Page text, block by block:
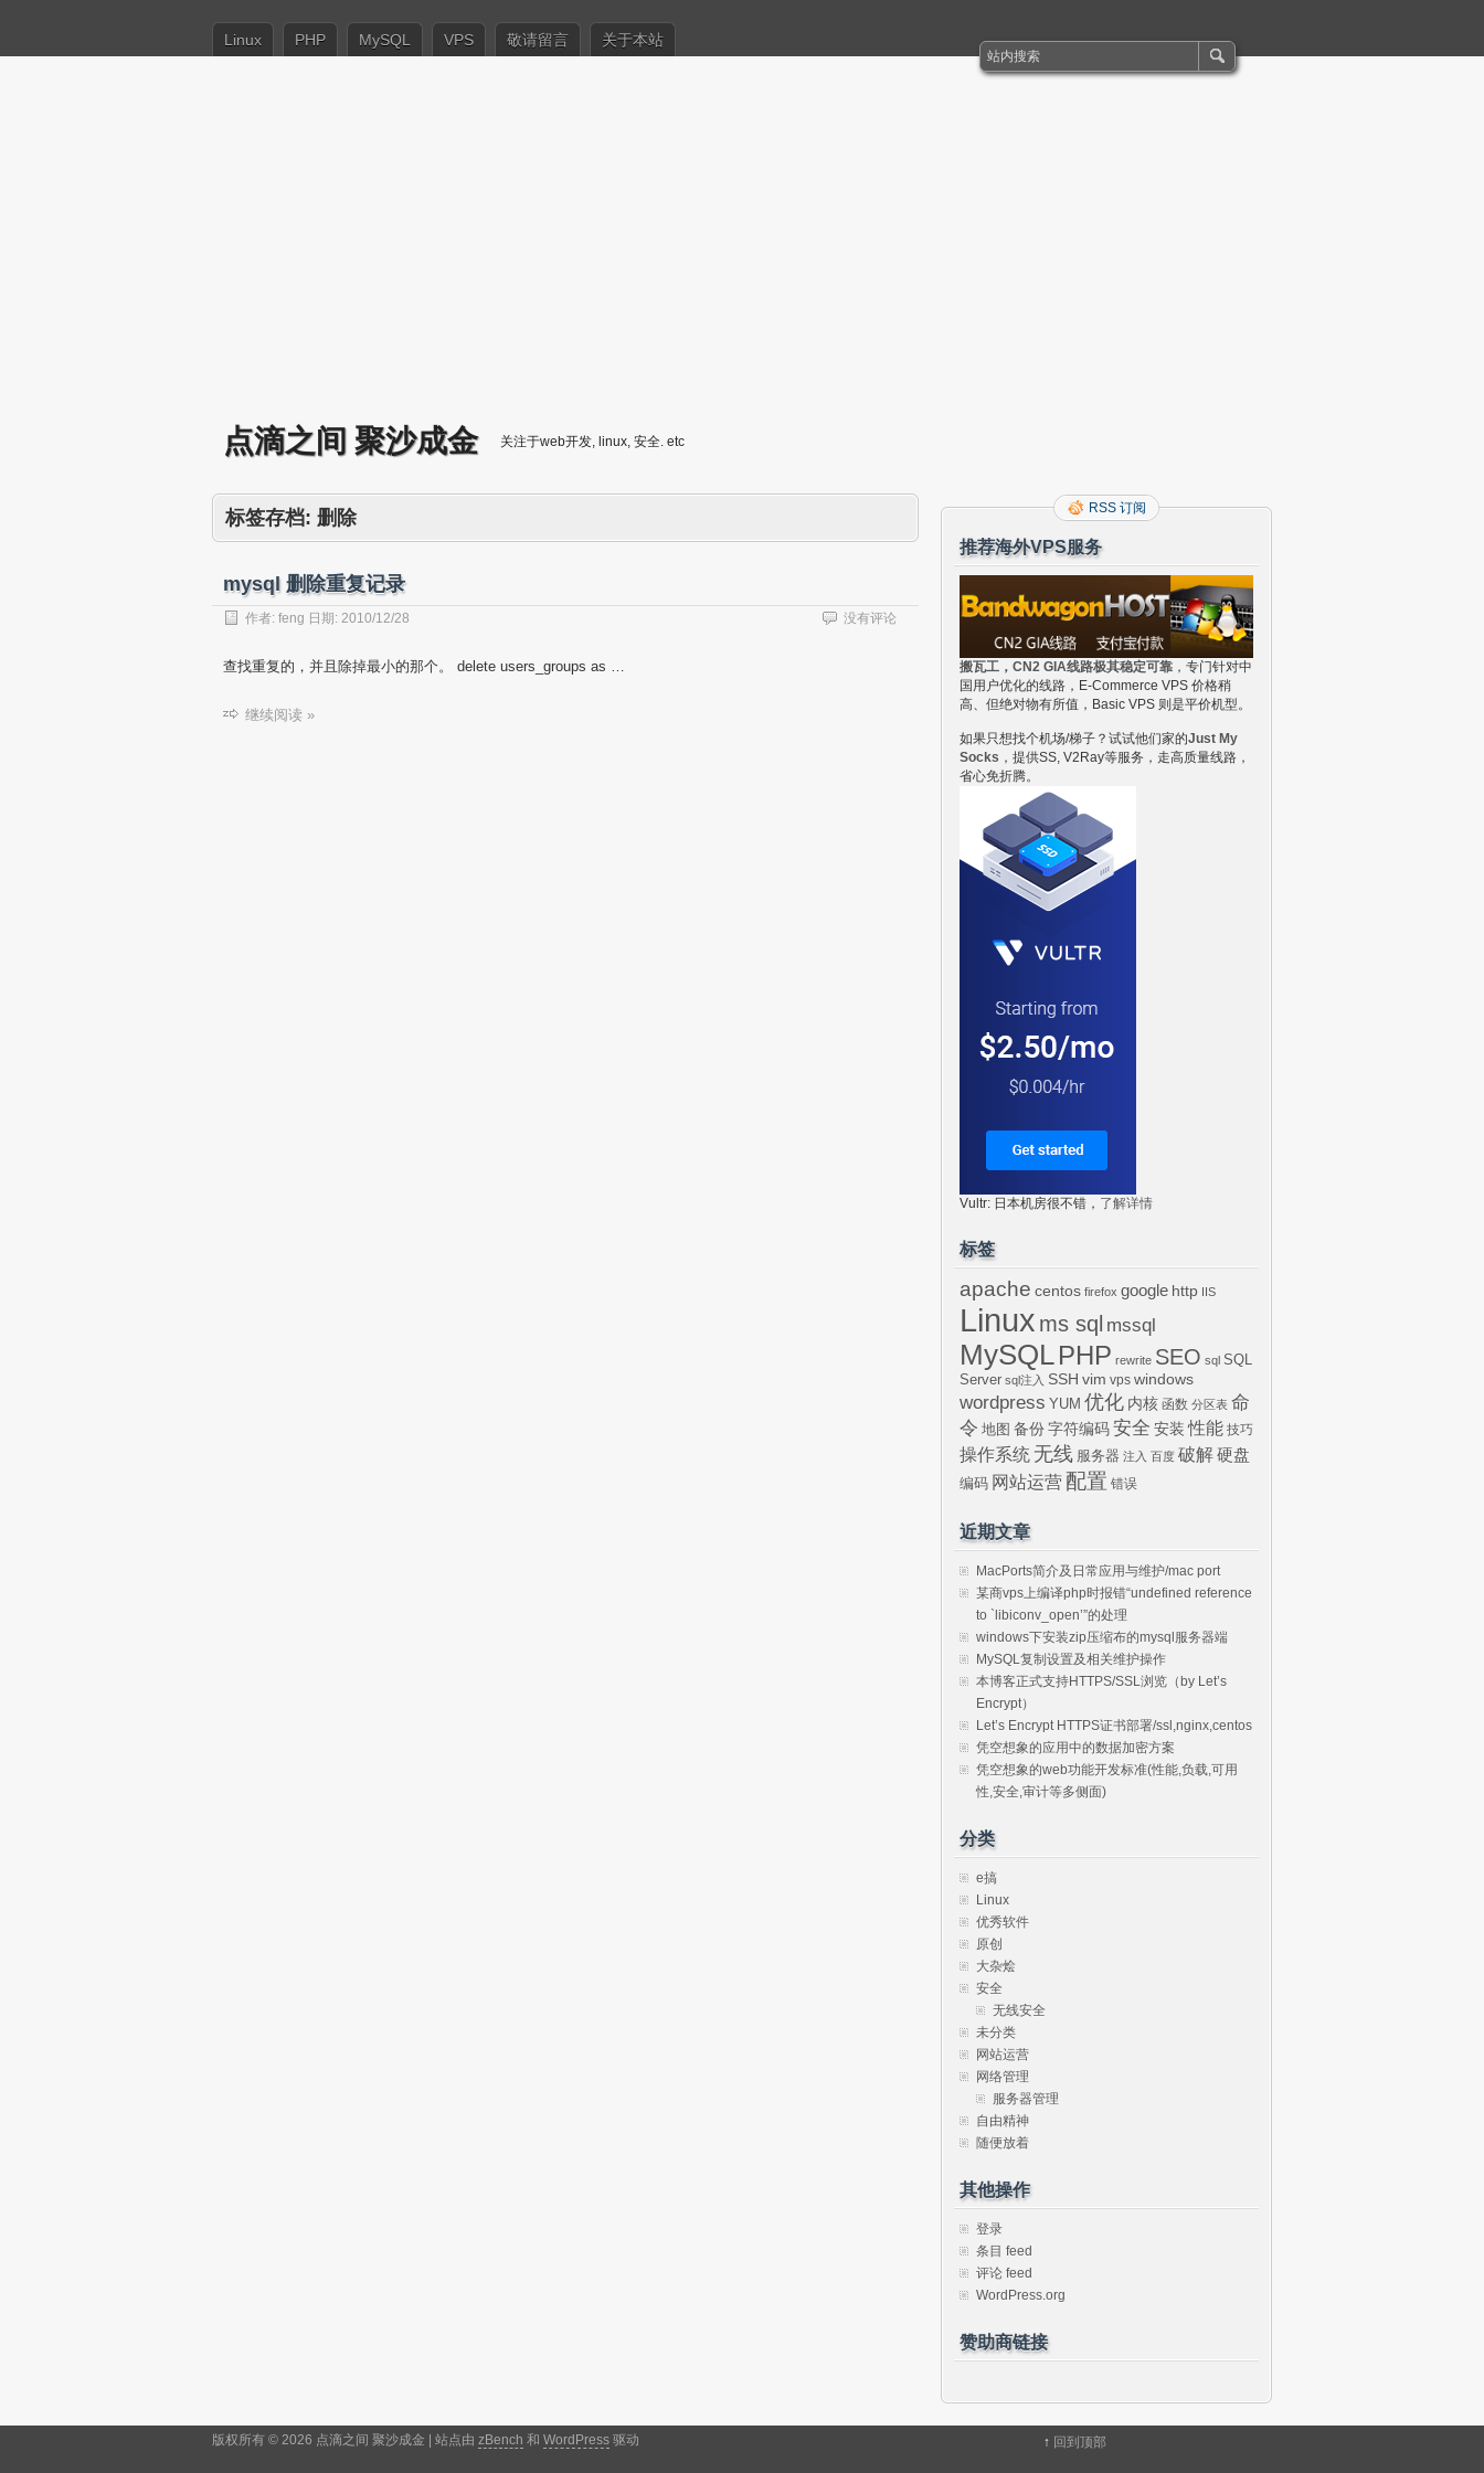
Linux PHP MySQL VPS 敬请留言 关于本站
点滴之间 聚沙成金 关注于web开发, linux, 安全. etc
标签存档: 删除
mysql 删除重复记录
作者: feng 日期: 2010/12/28 没有评论
查找重复的，并且除掉最小的那个。 delete users_groups as …
继续阅读 »
RSS 订阅
推荐海外VPS服务
搬瓦工，CN2 GIA线路极其稳定可靠 ，专门针对中
国用户优化的线路，E-Commerce VPS 价格稍
高、但绝对物有所值，Basic VPS 则是平价机型。
如果只想找个机场/梯子？试试他们家的Just My
Socks ，提供SS, V2Ray等服务，走高质量线路，
省心免折腾。
Vultr: 日本机房很不错， 了解详情
标签
apache centos firefox google http IIS
Linux ms sql mssql
MySQLPHP rewrite SEO sql SQL
Server sql注入 SSH vim vps windows
wordpress YUM 优化 内核 函数 分区表 命
令 地图 备份 字符编码 安全 安装 性能 技巧
操作系统 无线 服务器 注入 百度 破解硬盘
编码 网站运营 配置 错误
近期文章
MacPorts简介及日常应用与维护/mac port
某商vps上编译php时报错“undefined reference
to `libiconv_open’”的处理
windows下安装zip压缩布的mysql服务器端
MySQL复制设置及相关维护操作
本博客正式支持HTTPS/SSL浏览（by Let’s
Encrypt）
Let’s Encrypt HTTPS证书部署/ssl,nginx,centos
凭空想象的应用中的数据加密方案
凭空想象的web功能开发标准(性能,负载,可用
性,安全,审计等多侧面)
分类
e搞
Linux
优秀软件
原创
大杂烩
安全
无线安全
未分类
网站运营
网络管理
服务器管理
自由精神
随便放着
其他操作
登录
条目 feed
评论 feed
WordPress.org
赞助商链接
版权所有 © 2026 点滴之间 聚沙成金 | 站点由 zBench 和 WordPress 驱动 ↑ 回到顶部